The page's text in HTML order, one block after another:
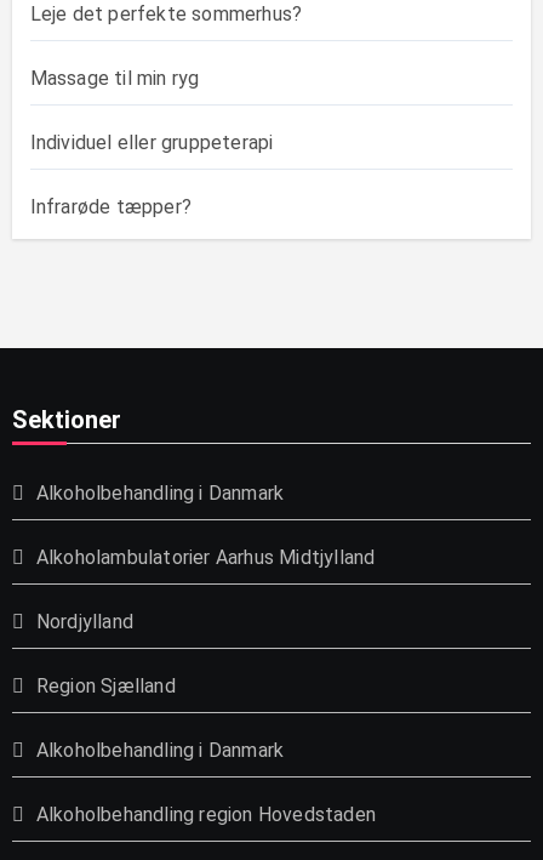
Leje det perfekte sommerhus?
Massage til min ryg
Individuel eller gruppeterapi
Infrarøde tæpper?
Sektioner
Alkoholbehandling i Danmark
Alkoholambulatorier Aarhus Midtjylland
Nordjylland
Region Sjælland
Alkoholbehandling i Danmark
Alkoholbehandling region Hovedstaden